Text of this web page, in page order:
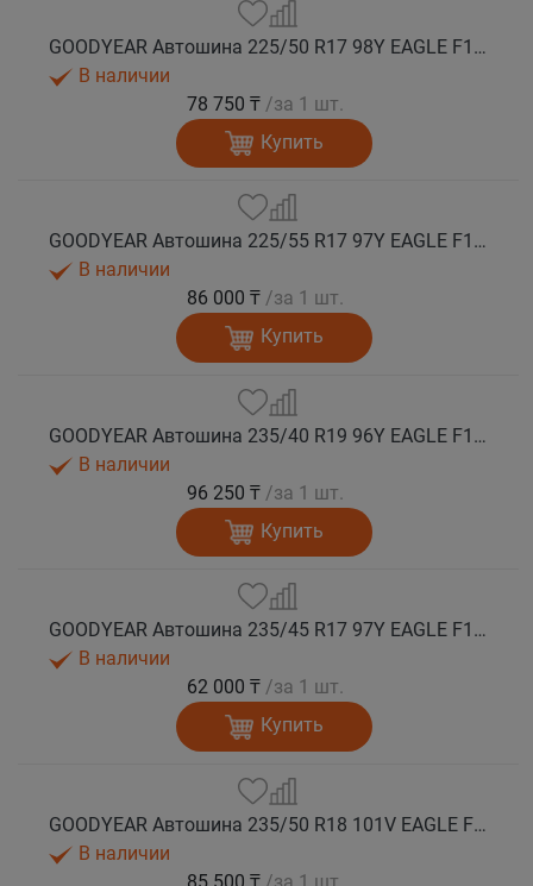
GOODYEAR Автошина 225/50 R17 98Y EAGLE F1 ASYMMETRIC 6 XL FP лето
В наличии
78 750 ₸ /за 1 шт.
Купить
GOODYEAR Автошина 225/55 R17 97Y EAGLE F1 ASYMMETRIC 6 FP лето
В наличии
86 000 ₸ /за 1 шт.
Купить
GOODYEAR Автошина 235/40 R19 96Y EAGLE F1 ASYMMETRIC 6 * XL лето
В наличии
96 250 ₸ /за 1 шт.
Купить
GOODYEAR Автошина 235/45 R17 97Y EAGLE F1 ASYMMETRIC 6 XL FP лето
В наличии
62 000 ₸ /за 1 шт.
Купить
GOODYEAR Автошина 235/50 R18 101V EAGLE F1 ASYMMETRIC SUV 6 XL FP лето
В наличии